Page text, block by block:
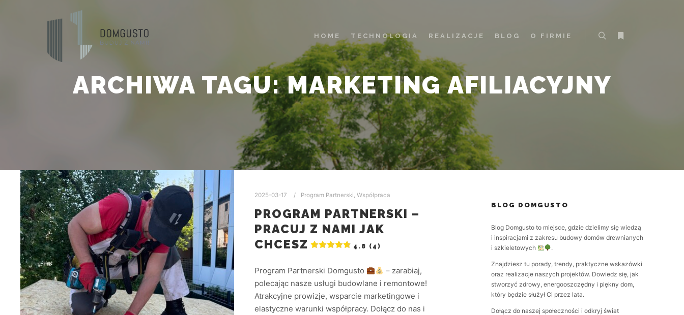
HOME TECHNOLOGIA REALIZACJE BLOG
O FIRMIE
ARCHIWA TAGU:MARKETING AFILIACYJNY
2025-03-17 Program Partnerski, Współpraca
PROGRAM PARTNERSKI –
PRACUJ Z NAMI JAK
CHCESZ
4.8 (4)
Program Partnerski Domgusto
– zarabiaj,
polecając nasze usługi budowlane i remontowe!
Atrakcyjne prowizje, wsparcie marketingowe i
elastyczne warunki współpracy. Dołącz do nas i
BLOG DOMGUSTO
Blog Domgusto to miejsce, gdzie dzielimy się wiedzą
i inspiracjami z zakresu budowy domów drewnianych
i szkieletowych
.
Znajdziesz tu porady, trendy, praktyczne wskazówki
oraz realizacje naszych projektów. Dowiedz się, jak
stworzyć zdrowy, energooszczędny i piękny dom,
który będzie służył Ci przez lata.
Dołącz do naszej społeczności i odkryj świat